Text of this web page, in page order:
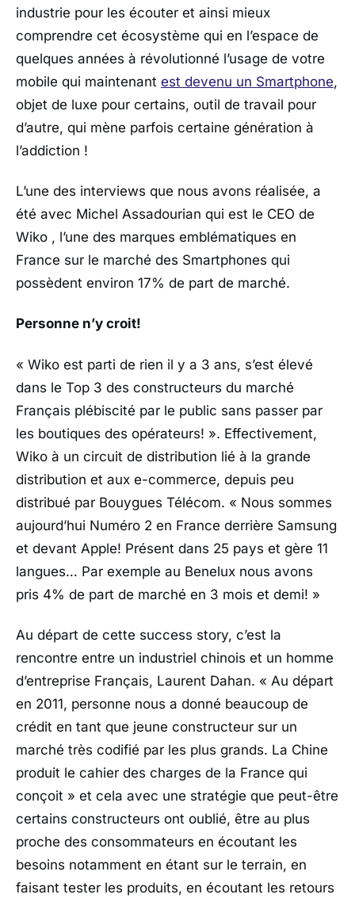
industrie pour les écouter et ainsi mieux
comprendre cet écosystème qui en l’espace de
quelques années à révolutionné l’usage de votre
mobile qui maintenant est devenu un Smartphone,
objet de luxe pour certains, outil de travail pour
d’autre, qui mène parfois certaine génération à
l’addiction !
L’une des interviews que nous avons réalisée, a
été avec Michel Assadourian qui est le CEO de
Wiko , l’une des marques emblématiques en
France sur le marché des Smartphones qui
possèdent environ 17% de part de marché.
Personne n’y croit!
« Wiko est parti de rien il y a 3 ans, s’est élevé
dans le Top 3 des constructeurs du marché
Français plébiscité par le public sans passer par
les boutiques des opérateurs! ». Effectivement,
Wiko à un circuit de distribution lié à la grande
distribution et aux e-commerce, depuis peu
distribué par Bouygues Télécom. « Nous sommes
aujourd’hui Numéro 2 en France derrière Samsung
et devant Apple! Présent dans 25 pays et gère 11
langues… Par exemple au Benelux nous avons
pris 4% de part de marché en 3 mois et demi! »
Au départ de cette success story, c’est la
rencontre entre un industriel chinois et un homme
d’entreprise Français, Laurent Dahan. « Au départ
en 2011, personne nous a donné beaucoup de
crédit en tant que jeune constructeur sur un
marché très codifié par les plus grands. La Chine
produit le cahier des charges de la France qui
conçoit » et cela avec une stratégie que peut-être
certains constructeurs ont oublié, être au plus
proche des consommateurs en écoutant les
besoins notamment en étant sur le terrain, en
faisant tester les produits, en écoutant les retours